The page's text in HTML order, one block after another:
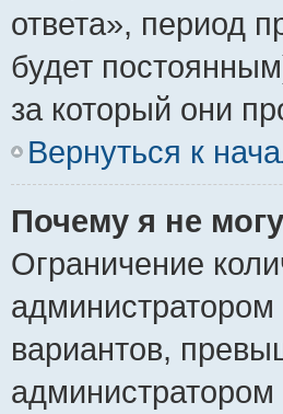
ответа», период
будет
за который они
Вернуться к
Почему я не
Ограничение
вариантов,